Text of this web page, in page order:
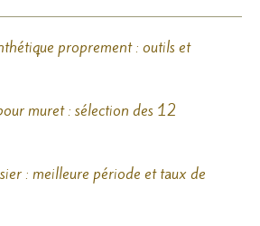
proprement : outils et
muret : sélection des 12
: meilleure période et taux de